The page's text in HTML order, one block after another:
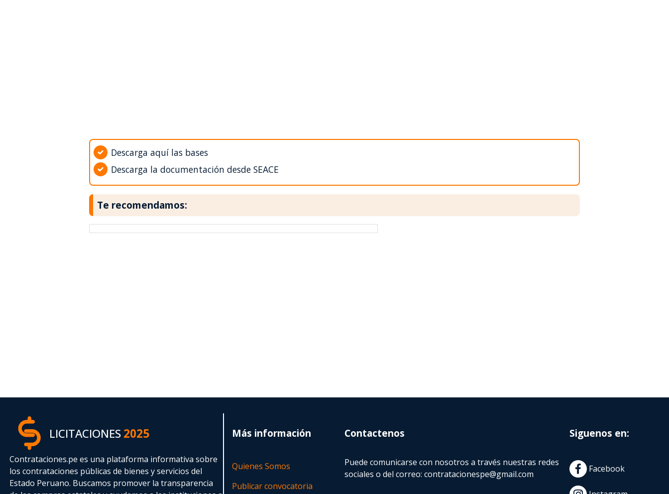
Descarga aquí las bases
Descarga la documentación desde SEACE
Te recomendamos:
LICITACIONES2025
Contrataciones.pe es una plataforma informativa sobre
los contrataciones públicas de bienes y servicios del
Estado Peruano. Buscamos promover la transparencia
Más información
Quienes Somos
Publicar convocatoria
Contactenos
Puede comunicarse con nosotros a través nuestras redes
sociales o del correo:contratacionespe@gmail.com
Siguenos en:
Facebook